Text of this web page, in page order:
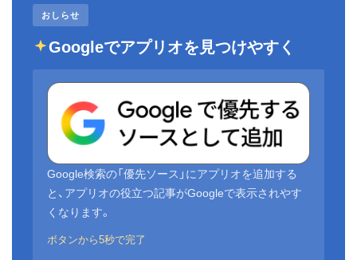
おしらせ
Googleでアプリオを見つけやすく
Google検索の「優先ソース」にアプリオを追加する
と、アプリオの役立つ記事がGoogleで表示されやす
くなります。
ボタンから5秒で完了